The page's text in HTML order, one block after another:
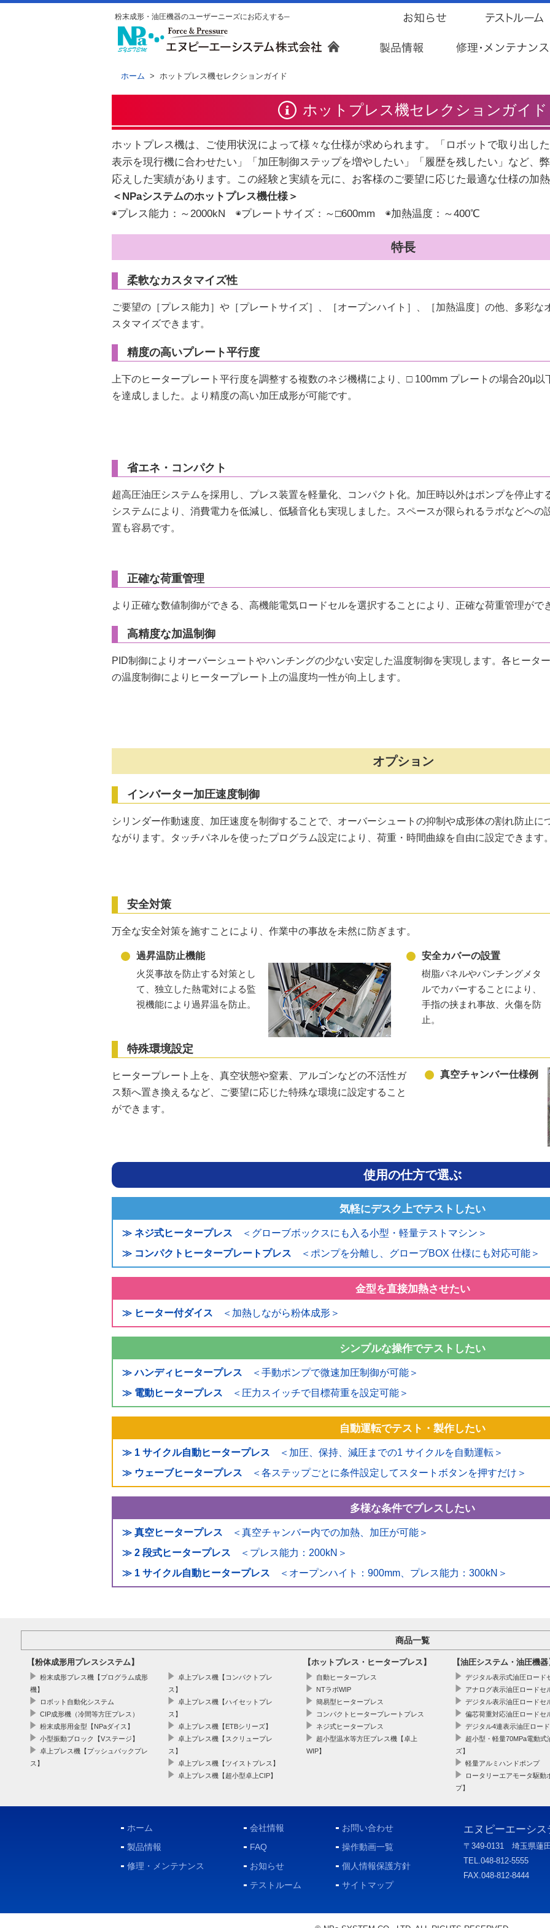
粉末成形・油圧機器のユーザーニーズにお応えする─
ホーム > ホットプレス機セレクションガイド
ホットプレス機セレクションガイド
ホットプレス機は、ご使用状況によって様々な仕様が求められます。「ロボットで取り出し
表示を現行機に合わせたい」「加圧制御ステップを増やしたい」「履歴を残したい」など、
応えした実績があります。この経験と実績を元に、お客様のご要望に応じた最適な仕様の加
＜NPaシステムのホットプレス機仕様＞
◉プレス能力：～2000kN ◉プレートサイズ：～□600mm ◉加熱温度：～400℃
特長
柔軟なカスタマイズ性
ご要望の［プレス能力］や［プレートサイズ］、［オープンハイト］、［加熱温度］の他、多彩な
スタマイズできます。
精度の高いプレート平行度
上下のヒータープレート平行度を調整する複数のネジ機構により、□ 100mm プレートの場合20μ以
を達成しました。より精度の高い加圧成形が可能です。
省エネ・コンパクト
超高圧油圧システムを採用し、プレス装置を軽量化、コンパクト化。加圧時以外はポンプを停止す
システムにより、消費電力を低減し、低騒音化も実現しました。スペースが限られるラボなどへの
置も容易です。
正確な荷重管理
より正確な数値制御ができる、高機能電気ロードセルを選択することにより、正確な荷重管理がで
高精度な加温制御
PID制御によりオーバーシュートやハンチングの少ない安定した温度制御を実現します。各ヒーター
の温度制御によりヒータープレート上の温度均一性が向上します。
オプション
インバーター加圧速度制御
シリンダー作動速度、加圧速度を制御することで、オーバーシュートの抑制や成形体の割れ防止に
ながります。タッチパネルを使ったプログラム設定により、荷重・時間曲線を自由に設定できます
安全対策
万全な安全対策を施すことにより、作業中の事故を未然に防ぎます。
過昇温防止機能
火災事故を防止する対策とし
て、独立した熱電対による監
視機能により過昇温を防止。
安全カバーの設置
樹脂パネルやパンチングメタ
ルでカバーすることにより、
手指の挟まれ事故、火傷を防
止。
特殊環境設定
ヒータープレート上を、真空状態や窒素、アルゴンなどの不活性ガ
ス類へ置き換えるなど、ご要望に応じた特殊な環境に設定すること
ができます。
真空チャンバー仕様例
使用の仕方で選ぶ
気軽にデスク上でテストしたい
≫ ネジ式ヒータープレス
＜グローブボックスにも入る小型・軽量テストマシン＞
≫ コンパクトヒータープレートプレス
＜ポンプを分離し、グローブBOX 仕様にも対応可能＞
金型を直接加熱させたい
≫ ヒーター付ダイス ＜加熱しながら粉体成形＞
シンプルな操作でテストしたい
≫ ハンディヒータープレス
＜手動ポンプで微速加圧制御が可能＞
≫ 電動ヒータープレス
＜圧力スイッチで目標荷重を設定可能＞
自動運転でテスト・製作したい
≫ 1 サイクル自動ヒータープレス
＜加圧、保持、減圧までの1 サイクルを自動運転＞
≫ ウェーブヒータープレス
＜各ステップごとに条件設定してスタートボタンを押すだけ＞
多様な条件でプレスしたい
≫ 真空ヒータープレス
＜真空チャンバー内での加熱、加圧が可能＞
≫ 2 段式ヒータープレス
＜プレス能力：200kN＞
≫ 1 サイクル自動ヒータープレス
＜オープンハイト：900mm、プレス能力：300kN＞
商品一覧
【粉体成形用プレスシステム】
粉末成形プレス機【プログラム成形
機】
ロボット自動化システム
CIP成形機（冷間等方圧プレス）
粉末成形用金型【NPaダイス】
小型振動ブロック【Vステージ】
卓上プレス機【プッシュバックプレ
ス】
卓上プレス機【コンパクトプレ
ス】
卓上プレス機【ハイセットプレ
ス】
卓上プレス機【ETBシリーズ】
卓上プレス機【スクリュープレ
ス】
卓上プレス機【ツイストプレス】
卓上プレス機【超小型卓上CIP】
【ホットプレス・ヒータープレス】
自動ヒータープレス
NTラボWIP
簡易型ヒータープレス
コンパクトヒータープレートプレス
ネジ式ヒータープレス
超小型温水等方圧プレス機【卓上
WIP】
【油圧システム・油圧機
デジタル表示式油圧ロード
アナログ表示油圧ロードセ
デジタル表示油圧ロードセ
偏芯荷重対応油圧ロードセ
デジタル4連表示油圧ロー
超小型・軽量70MPa電動
ズ】
軽量アルミハンドポンプ
ロータリーエアモータ駆動
プ】
ホーム
製品情報
修理・メンテナンス
会社情報
FAQ
お知らせ
テストルーム
お問い合わせ
操作動画一覧
個人情報保護方針
サイトマップ
エヌピーエーシ
〒349-0131 埼玉県蓮
TEL.048-812-5555
FAX.048-812-8444